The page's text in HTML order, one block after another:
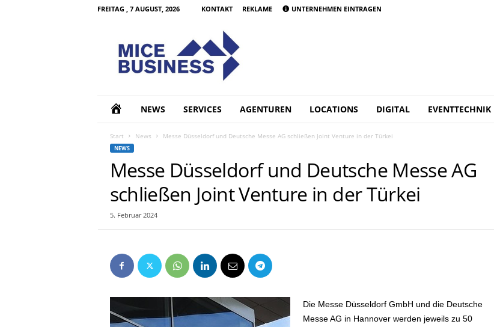
FREITAG , 7 AUGUST, 2026 KONTAKT REKLAME UNTERNEHMEN EINTRAGEN
O
M
NEWS SERVICES AGENTUREN LOCATIONS DIGITAL EVENTTECHNIK
Start News Messe Düsseldorf und Deutsche Messe AG schließen Joint Venture in der Türkei
NEWS
Messe Düsseldorf und Deutsche Messe AG
schließen Joint Venture in der Türkei
5. Februar 2024
Die Messe Düsseldorf GmbH und die Deutsche
Messe AG in Hannover werden jeweils zu 50